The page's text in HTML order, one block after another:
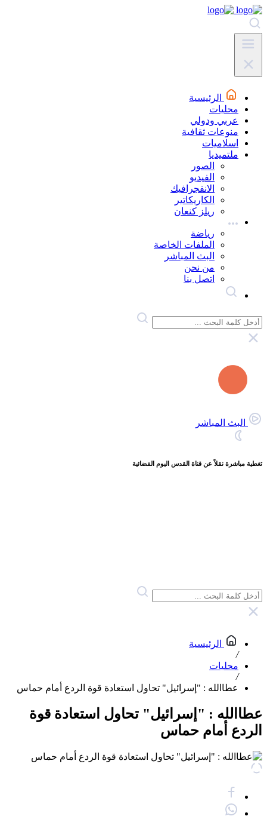
الرئيسية
محليات
عربي ودولي
منوعات ثقافية
اسلاميات
ملتميديا
الصور
الفيديو
الانفجرافيك
الكاريكاتير
ريلز كنعان
رياضة
الملفات الخاصة
البث المباشر
من نحن
اتصل بنا
البث المباشر
تغطية مباشرة نقلاً عن قناة القدس اليوم الفضائية
الرئيسية
/
محليات
/
عطاالله : "إسرائيل" تحاول استعادة قوة الردع أمام حماس
عطاالله : "إسرائيل" تحاول استعادة قوة
الردع أمام حماس